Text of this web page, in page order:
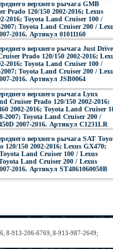
верхнего рычага GMB
Prado 120/150 2002-2016; Lexus
2016; Toyota Land Cruiser 100 /
Toyota Land Cruiser 200 /
2016. Артикул 01011160
верхнего рычага Just Drive
Prado 120/150 2002-2016;
2016; Toyota Land Cruiser 100 /
Toyota Land Cruiser 200 /
2016. Артикул JSB0064
верхнего рычага Lynx
Cruiser Prado 120/150 2002-2016;
2002-2016; Toyota Land Cruiser
2007; Toyota Land Cruiser 200 /
2007-2016. Артикул C1231LR
верхнего рычага SAT
120/150 2002-2016; Lexus GX470;
Land Cruiser 100 / Lexus
Land Cruiser 200 / Lexus
2016. Артикул ST4861060050B
8-913-206-6769, 8-913-987-2649;